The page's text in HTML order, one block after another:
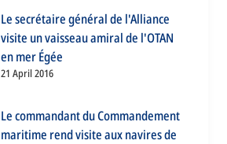
Le secrétaire général de l'Alliance
visite un vaisseau amiral de l'OTAN
en mer Égée
21 April 2016
Le commandant du Commandement
maritime rend visite aux navires de